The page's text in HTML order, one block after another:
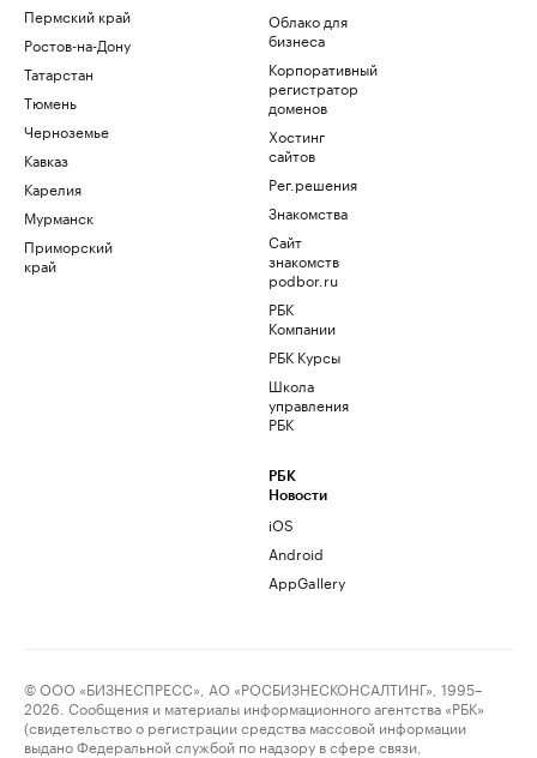
Пермский край
Ростов-на-Дону
Татарстан
Тюмень
Черноземье
Кавказ
Карелия
Мурманск
Приморский
край
Облако для
бизнеса
Корпоративный
регистратор
доменов
Хостинг
сайтов
Рег.решения
Знакомства
Сайт
знакомств
podbor.ru
РБК
Компании
РБК Курсы
Школа
управления
РБК
РБК
Новости
iOS
Android
AppGallery
© ООО «БИЗНЕСПРЕСС», АО «РОСБИЗНЕСКОНСАЛТИНГ», 1995–
2026. Сообщения и материалы информационного агентства «РБК»
(свидетельство о регистрации средства массовой информации
выдано Федеральной службой по надзору в сфере связи,